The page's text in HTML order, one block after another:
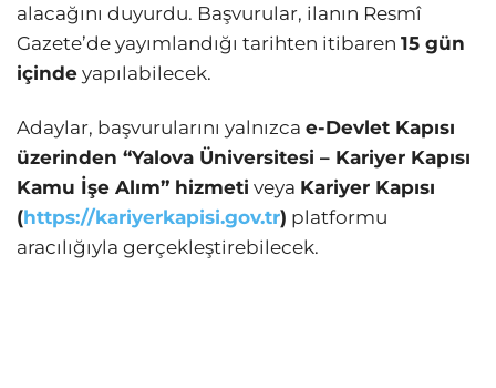
alacağını duyurdu. Başvurular, ilanın Resmî
Gazete’de yayımlandığı tarihten itibaren 15 gün
içinde yapılabilecek.
Adaylar, başvurularını yalnızca e-Devlet Kapısı
üzerinden “Yalova Üniversitesi – Kariyer Kapısı
Kamu İşe Alım” hizmeti veya Kariyer Kapısı
(https://kariyerkapisi.gov.tr) platformu
aracılığıyla gerçekleştirebilecek.